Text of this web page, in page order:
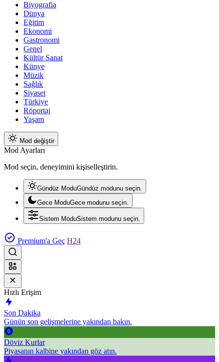
Biyografia
Dünya
Eğitim
Ekonomi
Gastronomi
Genel
Kültür Sanat
Künye
Müzik
Sağlık
Siyaset
Türkiye
Röportaj
Yaşam
Mod değiştir
Mod Ayarları
Mod seçin, deneyimini kişiselleştirin.
Gündüz ModuGündüz modunu seçin.
Gece ModuGece modunu seçin.
Sistem ModuSistem modunu seçin.
Premium'a Geç H24
Hızlı Erişim
Son Dakika
Günün son gelişmelerine yakından bakın.
Döviz Kurlar
Piyasanın kalbine yakından göz atın.